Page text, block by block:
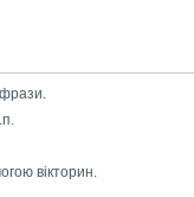
фрази.
вікторин.